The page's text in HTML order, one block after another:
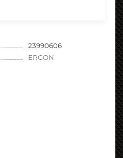
23990606
ERGON